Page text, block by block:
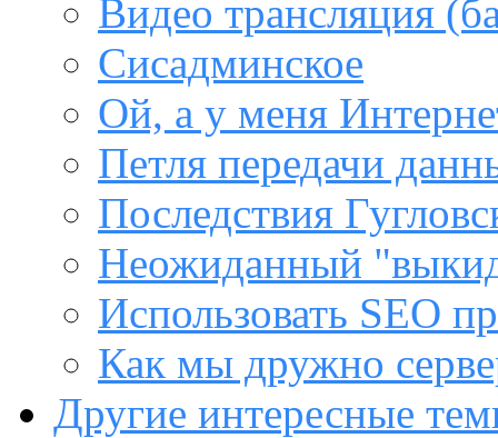
Видео трансляция
Сисадминское
Ой, а у меня
Петля передачи
Последствия
Неожиданный
Использовать SEO
Как мы дружно
Другие интересные